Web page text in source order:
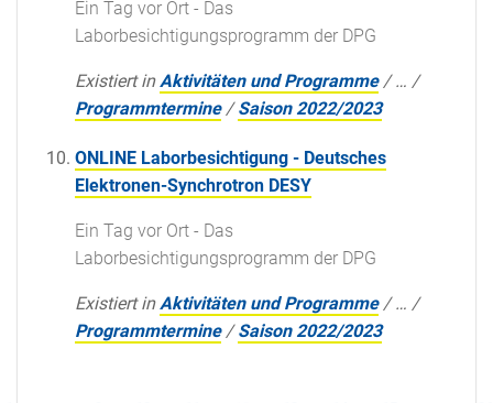
Ein Tag vor Ort - Das
Laborbesichtigungsprogramm der DPG
Existiert in Aktivitäten und Programme /… /
Programmtermine /Saison 2022/2023
ONLINE Laborbesichtigung - Deutsches
Elektronen-Synchrotron DESY
Ein Tag vor Ort - Das
Laborbesichtigungsprogramm der DPG
Existiert in Aktivitäten und Programme /… /
Programmtermine /Saison 2022/2023